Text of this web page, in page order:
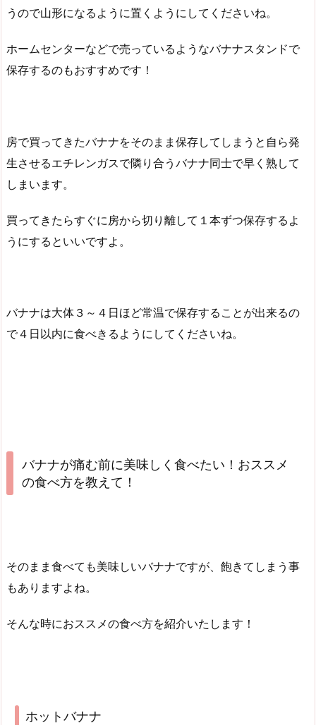
うので山形になるように置くようにしてくださいね。
ホームセンターなどで売っているようなバナナスタンドで
保存するのもおすすめです！
房で買ってきたバナナをそのまま保存してしまうと自ら発
生させるエチレンガスで隣り合うバナナ同士で早く熟して
しまいます。
買ってきたらすぐに房から切り離して１本ずつ保存するよ
うにするといいですよ。
バナナは大体３～４日ほど常温で保存することが出来るの
で４日以内に食べきるようにしてくださいね。
バナナが痛む前に美味しく食べたい！おススメ
の食べ方を教えて！
そのまま食べても美味しいバナナですが、飽きてしまう事
もありますよね。
そんな時におススメの食べ方を紹介いたします！
ホットバナナ